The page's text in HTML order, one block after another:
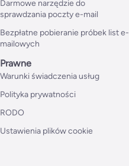
Darmowe narzędzie do
sprawdzania poczty e-mail
Bezpłatne pobieranie próbek list e-
mailowych
Prawne
Warunki świadczenia usług
Polityka prywatności
RODO
Ustawienia plików cookie